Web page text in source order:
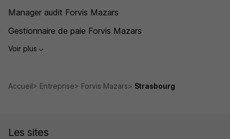
Manager audit Forvis Mazars
Gestionnaire de paie Forvis Mazars
Voir plus
Accueil Entreprise Forvis Mazars Strasbourg
Les sites